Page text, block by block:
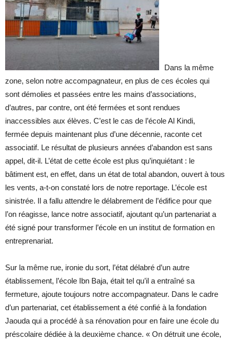
Dans la même
zone, selon notre accompagnateur, en plus de ces écoles qui
sont démolies et passées entre les mains d’associations,
d’autres, par contre, ont été fermées et sont rendues
inaccessibles aux élèves. C’est le cas de l’école Al Kindi,
fermée depuis maintenant plus d’une décennie, raconte cet
associatif. Le résultat de plusieurs années d’abandon est sans
appel, dit-il. L’état de cette école est plus qu’inquiétant : le
bâtiment est, en effet, dans un état de total abandon, ouvert à tous
les vents, a-t-on constaté lors de notre reportage. L’école est
sinistrée. Il a fallu attendre le délabrement de l’édifice pour que
l’on réagisse, lance notre associatif, ajoutant qu’un partenariat a
été signé pour transformer l’école en un institut de formation en
entreprenariat.
Sur la même rue, ironie du sort, l’état délabré d’un autre
établissement, l’école Ibn Baja, était tel qu’il a entraîné sa
fermeture, ajoute toujours notre accompagnateur. Dans le cadre
d’un partenariat, cet établissement a été confié à la fondation
Jaouda qui a procédé à sa rénovation pour en faire une école du
préscolaire dédiée à la deuxième chance. « On détruit une école,